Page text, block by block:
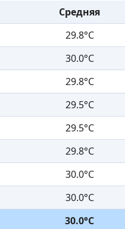
Средняя
29.8°C
30.0°C
29.8°C
29.5°C
29.5°C
29.8°C
30.0°C
30.0°C
30.0°C